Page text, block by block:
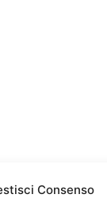
Consenso